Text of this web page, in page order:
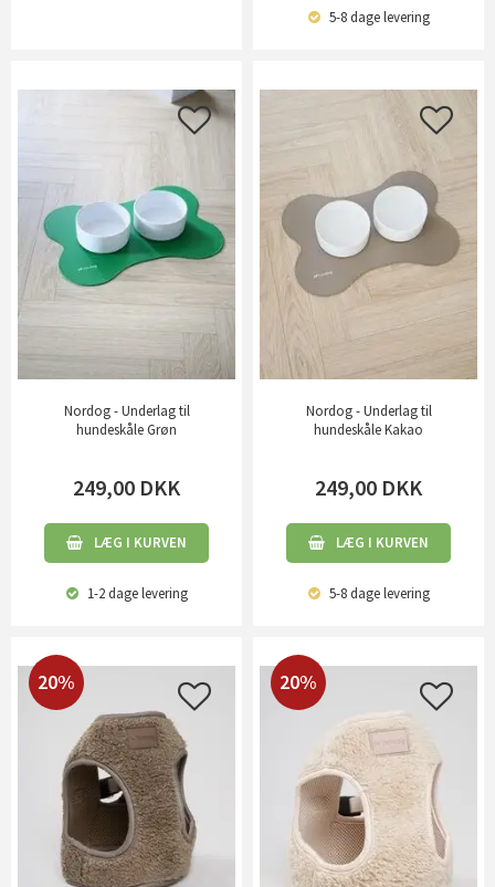
5-8 dagelevering
Nordog - Underlag til
hundeskåle Grøn
249,00 DKK
LÆG I KURVEN
1-2 dagelevering
Nordog - Underlag til
hundeskåle Kakao
249,00 DKK
LÆG I KURVEN
5-8 dagelevering
20% 20%